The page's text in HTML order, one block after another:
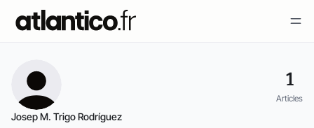
1
Articles
Josep M. Trigo Rodríguez